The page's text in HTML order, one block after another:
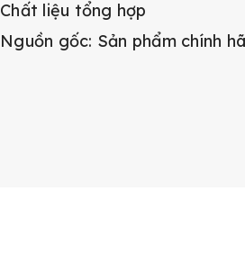
Chất liệu tổng hợp
Nguồn gốc: Sản phẩm chính